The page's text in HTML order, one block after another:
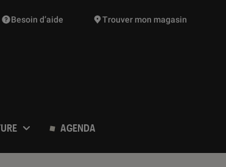
de produits vont vous être proposées
Besoin d’aide Trouver mon magasin
AGENDA